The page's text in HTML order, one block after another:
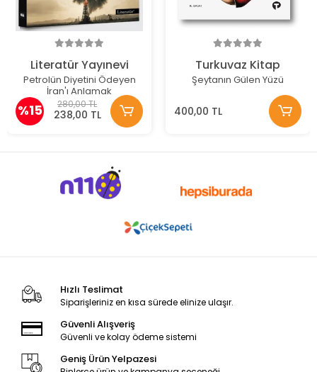
Literatür Yayınevi
Petrolün Diyetini Ödeyen
İran'ı Anlamak
%15 280,00 TL
238,00 TL
Turkuvaz Kitap
Şeytanın Gülen Yüzü
400,00 TL
Hızlı Teslimat
Siparişleriniz en kısa sürede elinize ulaşır.
Güvenli Alışveriş
Güvenli ve kolay ödeme sistemi
Geniş Ürün Yelpazesi